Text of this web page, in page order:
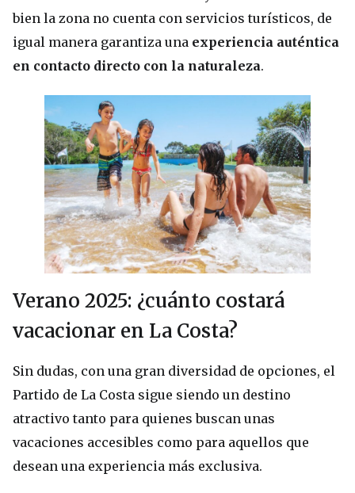
bien la zona no cuenta con servicios turísticos, de
igual manera garantiza una experiencia auténtica
en contacto directo con la naturaleza.
Verano 2025: ¿cuánto costará
vacacionar en La Costa?
Sin dudas, con una gran diversidad de opciones, el
Partido de La Costa sigue siendo un destino
atractivo tanto para quienes buscan unas
vacaciones accesibles como para aquellos que
desean una experiencia más exclusiva.